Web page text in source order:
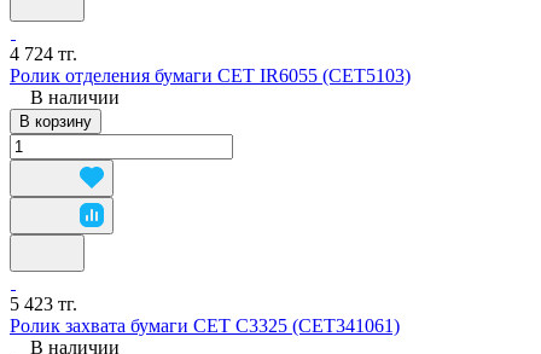
4 724 тг.
Ролик отделения бумаги CET IR6055 (CET5103)
В наличии
В корзину
5 423 тг.
Ролик захвата бумаги CET C3325 (CET341061)
В наличии